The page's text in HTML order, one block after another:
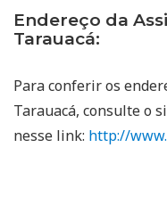
Endereço da
Tarauacá:
Para conferir os
Tarauacá, consulte o
nesse link: http://